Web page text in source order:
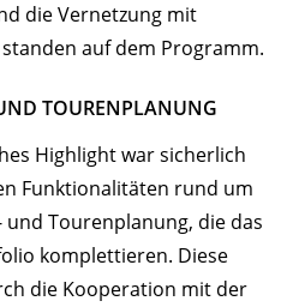
die Vernetzung mit
auf dem Programm.
TOURENPLANUNG
Highlight war sicherlich
Funktionalitäten rund um
Tourenplanung, die das
komplettieren. Diese
die Kooperation mit der